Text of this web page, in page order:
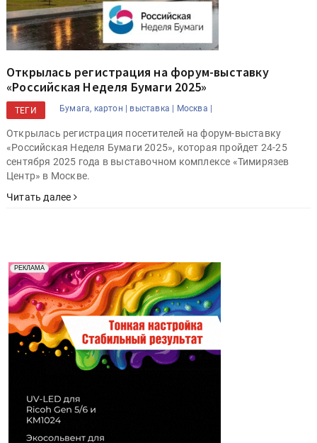
Открылась регистрация на форум-выставку
«Российская Неделя Бумаги 2025»
ТЕГИ Бумага, картон | выставка | Москва |
Открылась регистрация посетителей на форум-выставку
«Российская Неделя Бумаги 2025», которая пройдет 24-25
сентября 2025 года в выставочном комплексе «Тимирязев
Центр» в Москве.
Читать далее
РЕКЛАМА
Реклама. Рекламодатель ООО "Передовые Системы
Печати" erid: 2SDnjd2d4Qz